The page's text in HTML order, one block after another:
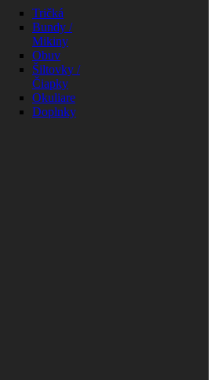
Tričká
Bundy /
Mikiny
Obuv
Šiltovky /
Čiapky
Okuliare
Doplnky